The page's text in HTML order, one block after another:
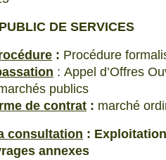
DE SERVICES
: Procédure
: Appel d’Offres
publics
de contrat : marché
consultation :
annexes